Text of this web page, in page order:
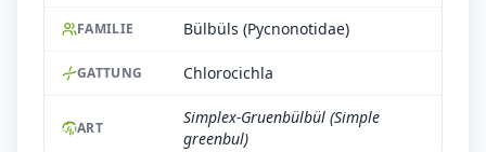
FAMILIE Bülbüls (Pycnonotidae)
GATTUNG Chlorocichla
ART
Simplex-Gruenbülbül (Simple
greenbul)